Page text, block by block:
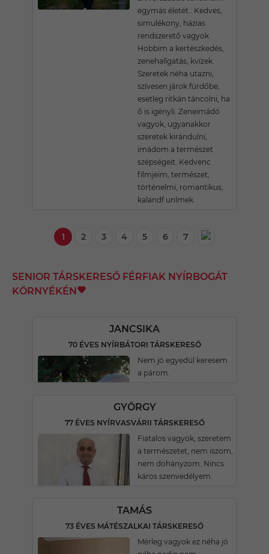
egymás életét.. Kedves,
simulékony, házias
rendszerető vagyok
Hobbim a kertészkedés,
zenehallgatás, kvízek.
Szeretek néha utazni,
szívesen járok fürdőbe,
esetleg ritkán táncolni, ha
ő is igényli. Zeneimádó
vagyok, ugyanakkor
szeretek kirándulni,
imádom a természet
szépségeit. Kedvenc
fílmjeim, természet,
történelmi, romantikus,
kalandf unlmek.
1 2 3 4 5 6 7
SENIOR TÁRSKERESŐ FÉRFIAK NYÍRBOGÁT
KÖRNYÉKÉN
JANCSIKA
70 ÉVES NYÍRBÁTORI TÁRSKERESŐ
Nem jó egyedül keresem
a párom.
GYÖRGY
77 ÉVES NYÍRVASVÁRII TÁRSKERESŐ
Fiatalos vagyok, szeretem
a természetet, nem iszom,
nem dohányzom. Nincs
káros szenvedélyem.
TAMÁS
73 ÉVES MÁTÉSZALKAI TÁRSKERESŐ
Mérleg vagyok ez néha jó